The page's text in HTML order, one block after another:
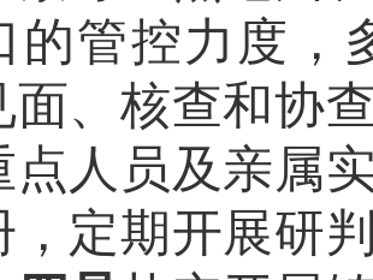
的管控力度，
面、核查和协
点人员及亲属
，定期开展研